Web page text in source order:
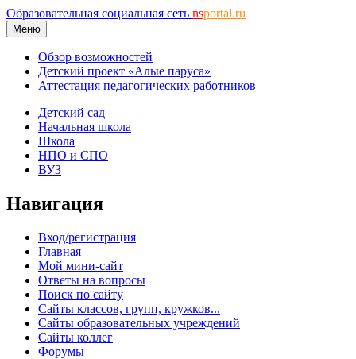
Образовательная социальная сеть nsportal.ru
Меню
Обзор возможностей
Детский проект «Алые паруса»
Аттестация педагогических работников
Детский сад
Начальная школа
Школа
НПО и СПО
ВУЗ
Навигация
Вход/регистрация
Главная
Мой мини-сайт
Ответы на вопросы
Поиск по сайту
Сайты классов, групп, кружков...
Сайты образовательных учреждений
Сайты коллег
Форумы